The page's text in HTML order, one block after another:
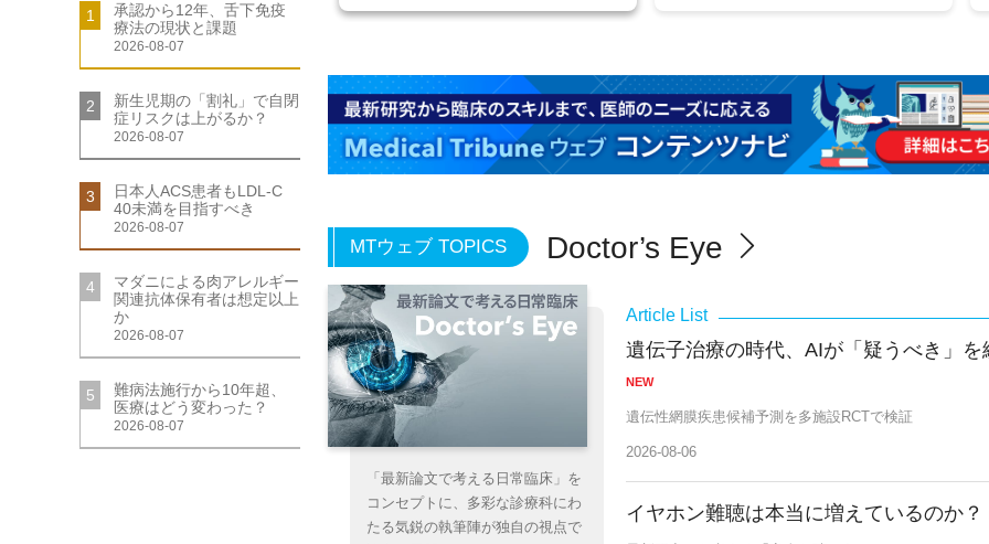
承認から12年、舌下免疫
療法の現状と課題
1
2026-08-07
新生児期の「割礼」で自閉
症リスクは上がるか？
2
2026-08-07
日本人ACS患者もLDL-C
40未満を目指すべき
3
2026-08-07
マダニによる肉アレルギー
関連抗体保有者は想定以上
か
4
2026-08-07
難病法施行から10年超、
医療はどう変わった？
5
2026-08-07
MTウェブ TOPICS Doctor’s Eye
「最新論文で考える日常臨床」を
コンセプトに、多彩な診療科にわ
たる気鋭の執筆陣が独自の視点で
遺伝子治療の時代、AIが「疑うべき」を
NEW
遺伝性網膜疾患候補予測を多施設RCTで検証
2026-08-06
イヤホン難聴は本当に増えているのか？